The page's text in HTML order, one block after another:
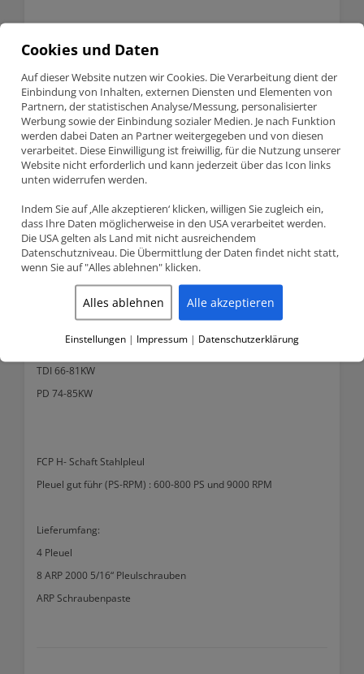
AUDI VW 1.9 TDi VP
AUDI
VW
1.9
TDi
VP
quantity
Anfragen
SKU:FCP-RHVW14450626
Categories:1,9 2,0 2,5 TDI,Audi VW VAG Groupe ,FCP H Schaft
Pleuel,Stahlpleuel
Description
Big End 50,6mm
Kolbenbolzen 26mm
Passend für VW 1,9TDI Motoren
TDI 66-81KW
PD 74-85KW
FCP H- Schaft Stahlpleul
Pleuel gut führ (PS-RPM) : 600-800 PS und 9000 RPM
Lieferumfang:
4 Pleuel
8 ARP 2000 5/16“ Pleulschrauben
ARP Schraubenpaste
Cookies und Daten
Auf dieser Website nutzen wir Cookies. Die Verarbeitung dient der
Einbindung von Inhalten, externen Diensten und Elementen von
Partnern, der statistischen Analyse/Messung, personalisierter
Werbung sowie der Einbindung sozialer Medien. Je nach Funktion
werden dabei Daten an Partner weitergegeben und von diesen
verarbeitet. Diese Einwilligung ist freiwillig, für die Nutzung unserer
Website nicht erforderlich und kann jederzeit über das Icon links
unten widerrufen werden.
Indem Sie auf ‚Alle akzeptieren‘ klicken, willigen Sie zugleich ein,
dass Ihre Daten möglicherweise in den USA verarbeitet werden.
Die USA gelten als Land mit nicht ausreichendem
Datenschutzniveau. Die Übermittlung der Daten findet nicht statt,
wenn Sie auf "Alles ablehnen" klicken.
Alles ablehnen Alle akzeptieren
Einstellungen | Impressum | Datenschutzerklärung